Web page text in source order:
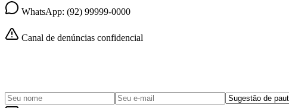
WhatsApp: (92) 99999-0000
Canal de denúncias confidencial